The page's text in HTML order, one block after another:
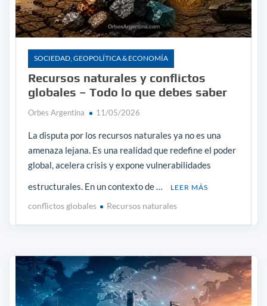
SOCIEDAD, GEOPOLÍTICA & ECONOMÍA
Recursos naturales y conflictos
globales – Todo lo que debes saber
Orbes Argentina 11/05/2026
La disputa por los recursos naturales ya no es una
amenaza lejana. Es una realidad que redefine el poder
global, acelera crisis y expone vulnerabilidades
estructurales. En un contexto de …
LEER MÁS
conflictos globales Recursos naturales